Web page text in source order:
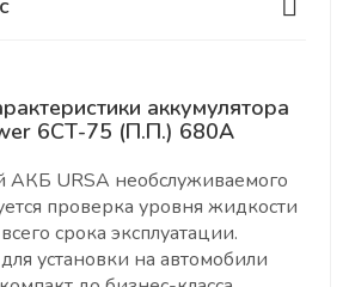
аккумулятора
6СТ-75 (П.П.) 680А
URSA необслуживаемого
проверка уровня жидкости
срока эксплуатации.
установки на автомобили